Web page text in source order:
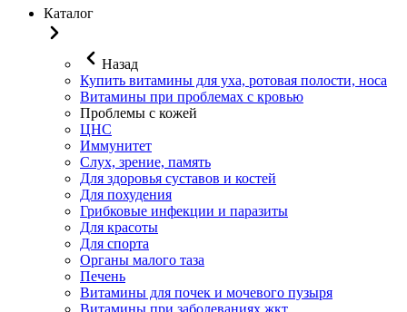
Каталог
Назад
Купить витамины для уха, ротовая полости, носа
Витамины при проблемах с кровью
Проблемы с кожей
ЦНС
Иммунитет
Слух, зрение, память
Для здоровья суставов и костей
Для похудения
Грибковые инфекции и паразиты
Для красоты
Для спорта
Органы малого таза
Печень
Витамины для почек и мочевого пузыря
Витамины при заболеваниях жкт